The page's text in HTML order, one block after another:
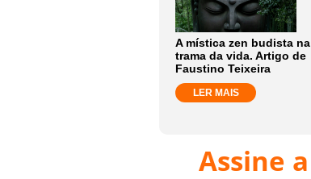
A mística zen budista na
trama da vida. Artigo de
Faustino Teixeira
LER MAIS
Assine a